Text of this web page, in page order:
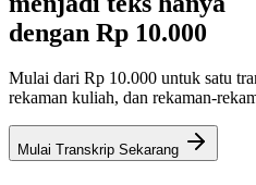
dengan Rp 10.000
Mulai dari Rp 10.000 untuk satu
rekaman kuliah, dan rekaman-
Mulai Transkrip Sekarang